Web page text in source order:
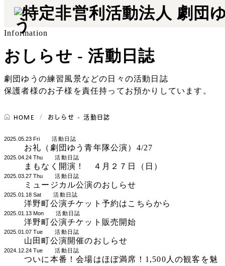
Information
おしらせ -活動日誌
劇団ゆうの練習風景などの日々の活動日誌
保護者様のお子様を責任持ってお預かりしています。
HOME おしらせ - 活動日誌
2025.05.23 Fri 活動日誌
お礼（劇団ゆう青年隊公演）4/27
2025.04.24 Thu 活動日誌
まもなく開演！ ４月２７日（日）
2025.03.27 Thu 活動日誌
ミュージカル公演のおしらせ
2025.01.18 Sat 活動日誌
洋野町公演チケット予約はこちらから
2025.01.13 Mon 活動日誌
洋野町公演チケット販売開始
2025.01.07 Tue 活動日誌
山田町公演開催のおしらせ
2024.12.24 Tue 活動日誌
ついに本番！会場はほぼ満席！1,500人の観客を魅